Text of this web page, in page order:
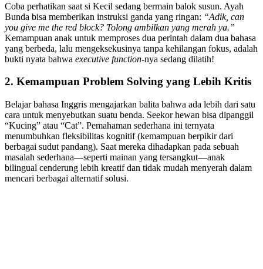
Coba perhatikan saat si Kecil sedang bermain balok susun. Ayah
Bunda bisa memberikan instruksi ganda yang ringan: “Adik, can
you give me the red block? Tolong ambilkan yang merah ya.”
Kemampuan anak untuk memproses dua perintah dalam dua bahasa
yang berbeda, lalu mengeksekusinya tanpa kehilangan fokus, adalah
bukti nyata bahwa executive function-nya sedang dilatih!
2. Kemampuan Problem Solving yang Lebih Kritis
Belajar bahasa Inggris mengajarkan balita bahwa ada lebih dari satu
cara untuk menyebutkan suatu benda. Seekor hewan bisa dipanggil
“Kucing” atau “Cat”. Pemahaman sederhana ini ternyata
menumbuhkan fleksibilitas kognitif (kemampuan berpikir dari
berbagai sudut pandang). Saat mereka dihadapkan pada sebuah
masalah sederhana—seperti mainan yang tersangkut—anak
bilingual cenderung lebih kreatif dan tidak mudah menyerah dalam
mencari berbagai alternatif solusi.